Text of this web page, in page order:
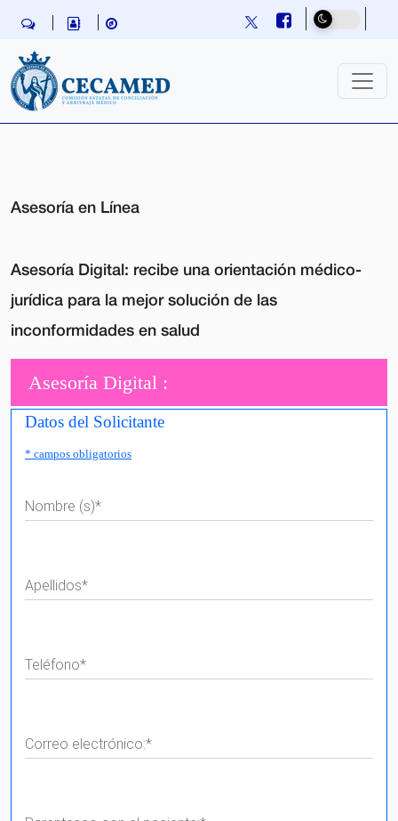
Asesoría en Línea
Asesoría Digital: recibe una orientación médico-
jurídica para la mejor solución de las
inconformidades en salud